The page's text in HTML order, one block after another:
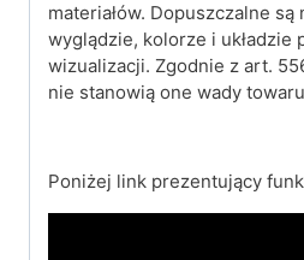
materiałów. Dopuszczalne
wyglądzie, kolorze i układzie
wizualizacji. Zgodnie z art.
nie stanowią one wady
Poniżej link prezentujący